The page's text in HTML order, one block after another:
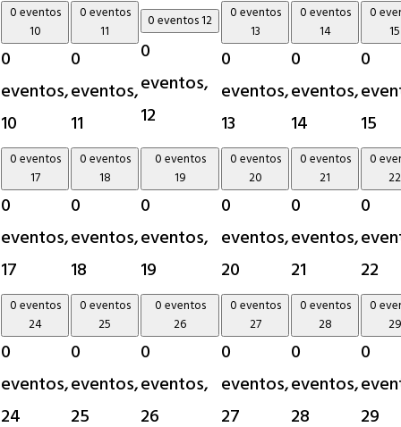
0 eventos
10
0
eventos,
10
0 eventos
11
0
eventos,
11
0 eventos12
0
eventos,
12
0 eventos
13
0
eventos,
13
0 eventos
14
0
eventos,
14
0
15
0
15
0 eventos
17
0
eventos,
17
0 eventos
18
0
eventos,
18
0 eventos
19
0
eventos,
19
0 eventos
20
0
eventos,
20
0 eventos
21
0
eventos,
21
0
22
0
22
0 eventos
24
0
eventos,
24
0 eventos
25
0
eventos,
25
0 eventos
26
0
eventos,
26
0 eventos
27
0
eventos,
27
0 eventos
28
0
eventos,
28
0
29
0
29